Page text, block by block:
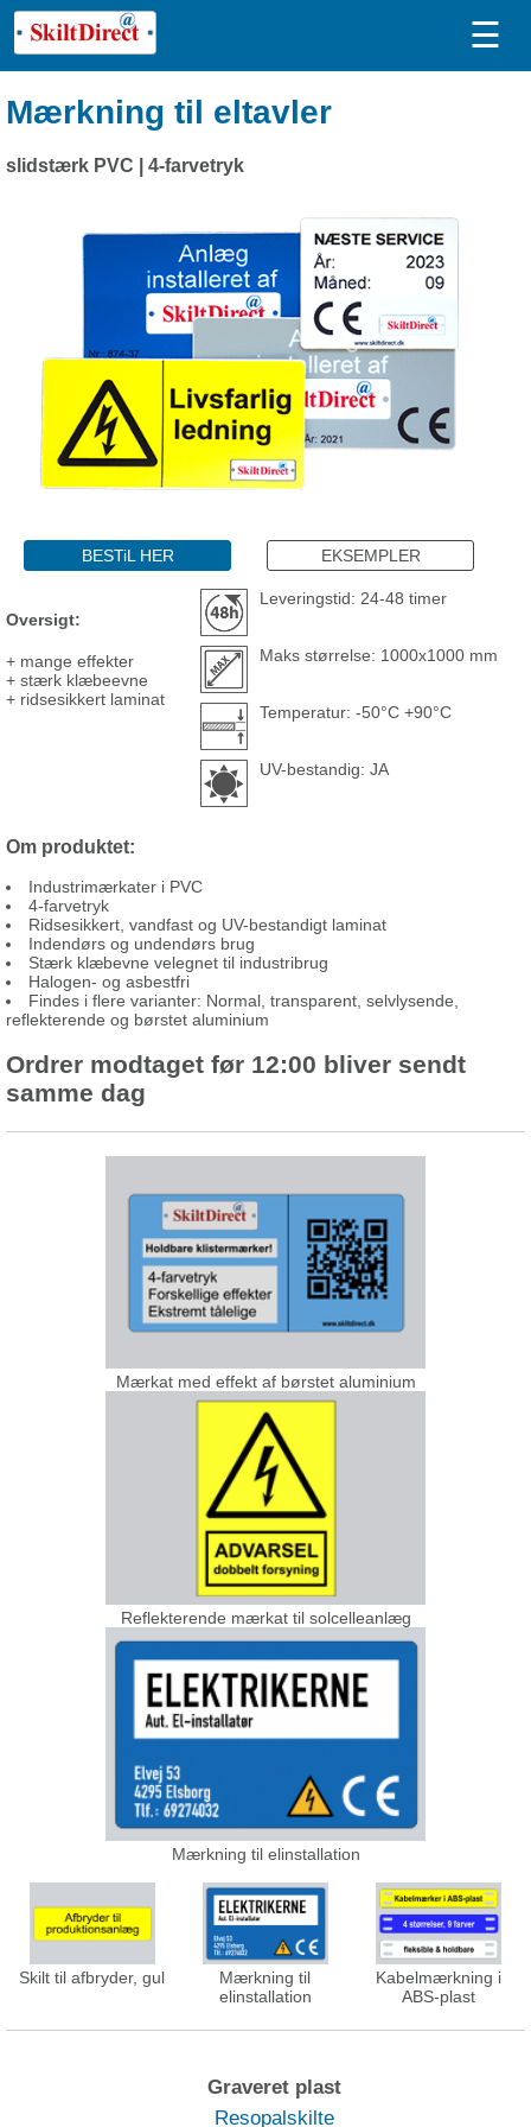
☰
Mærkning til eltavler
slidstærk PVC | 4-farvetryk
BESTiL HER EKSEMPLER
Oversigt:
+ mange effekter
+ stærk klæbeevne
+ ridsesikkert laminat
Leveringstid: 24-48 timer
Maks størrelse: 1000x1000 mm
Temperatur: -50°C +90°C
UV-bestandig: JA
Om produktet:
Industrimærkater i PVC
4-farvetryk
Ridsesikkert, vandfast og UV-bestandigt laminat
Indendørs og undendørs brug
Stærk klæbevne velegnet til industribrug
Halogen- og asbestfri
Findes i flere varianter: Normal, transparent, selvlysende,
reflekterende og børstet aluminium
Ordrer modtaget før 12:00 bliver sendt
samme dag
Mærkat med effekt af børstet aluminium
Reflekterende mærkat til solcelleanlæg
Mærkning til elinstallation
Skilt til afbryder, gul
Mærkning til
elinstallation
Kabelmærkning i
ABS-plast
Graveret plast
Resopalskilte